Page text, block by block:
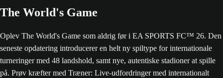
The World's Game
Oplev The World's Game som aldrig før i EA SPORTS FC™ 26. Den
seneste opdatering introducerer en helt ny spiltype for internationale
turneringer med 48 landshold, samt nye, autentiske stadioner at spille
på. Prøv kræfter med Træner: Live-udfordringer med internationalt